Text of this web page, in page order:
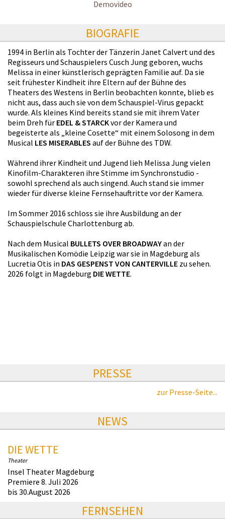
Demovideo
BIOGRAFIE
1994 in Berlin als Tochter der Tänzerin Janet Calvert und des
Regisseurs und Schauspielers Cusch Jung geboren, wuchs
Melissa in einer künstlerisch geprägten Familie auf. Da sie
seit frühester Kindheit ihre Eltern auf der Bühne des
Theaters des Westens in Berlin beobachten konnte, blieb es
nicht aus, dass auch sie von dem Schauspiel-Virus gepackt
wurde. Als kleines Kind bereits stand sie mit ihrem Vater
beim Dreh für EDEL & STARCKvor der Kamera und
begeisterte als „kleine Cosette“ mit einem Solosong in dem
Musical LES MISERABLES auf der Bühne des TDW.
Während ihrer Kindheit und Jugend lieh Melissa Jung vielen
Kinofilm-Charakteren ihre Stimme im Synchronstudio -
sowohl sprechend als auch singend. Auch stand sie immer
wieder für diverse kleine Fernsehauftritte vor der Kamera.
Im Sommer 2016 schloss sie ihre Ausbildung an der
Schauspielschule Charlottenburg ab.
Nach dem Musical BULLETS OVER BROADWAYan der
Musikalischen Komödie Leipzig war sie in Magdeburg als
Lucretia Otis in DAS GESPENST VON CANTERVILLE zu sehen.
2026 folgt in Magdeburg DIE WETTE.
PRESSE
zur Presse-Seite...
NEWS
DIE WETTE
Theater
Insel Theater Magdeburg
Premiere 8. Juli 2026
bis 30.August 2026
FERNSEHEN